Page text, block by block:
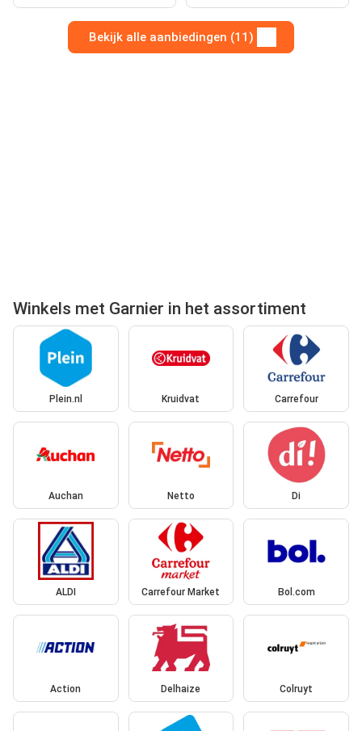
Bekijk alle aanbiedingen (11)
Winkels met Garnier in het assortiment
Plein.nl Kruidvat Carrefour
Auchan Netto Di
ALDI Carrefour Market Bol.com
Action Delhaize Colruyt